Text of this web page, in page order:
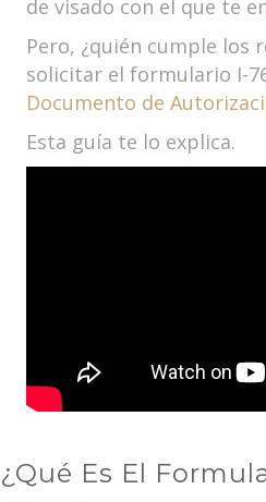
de visado con el que te
Pero, ¿quién cumple los
solicitar el formulario I-
Documento de
Esta guía te lo explica.
¿Qué Es El